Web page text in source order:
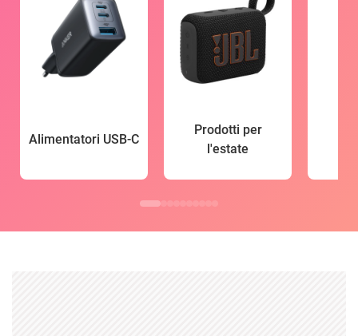
Alimentatori USB-C
Prodotti per
l'estate